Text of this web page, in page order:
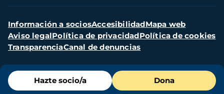
Menú
de
Hazte socio/a Dona
Menú
secundario
Información a sociosAccesibilidadMapa web
Aviso legalPolítica de privacidadPolítica de cookies
TransparenciaCanal de denuncias